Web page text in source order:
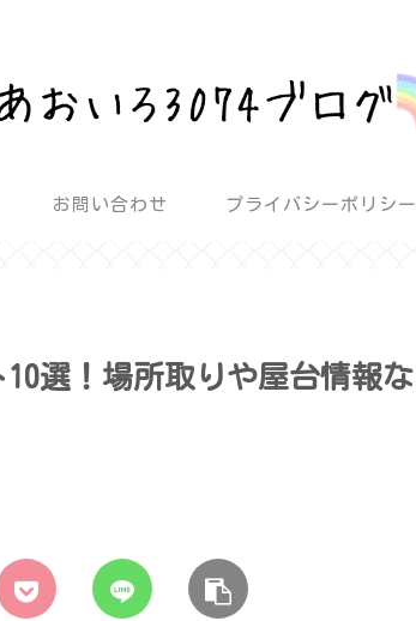
お問い合わせ プライバシーポリシー
選！場所取りや屋台情報な